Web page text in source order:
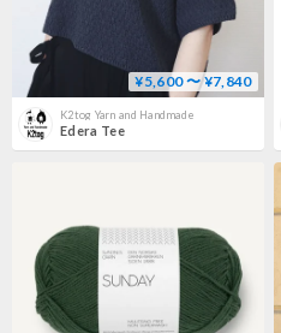
¥5,600 〜 ¥7,840
K2tog Yarn and Handmade
Edera Tee